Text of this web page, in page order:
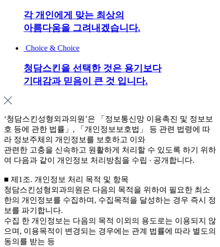
각 개인에게 맞는 최상의
아름다움을 그려내겠습니다.
Choice & Choice
청담스킨을 선택한 것은 용기보다
기대감과 믿음이 큰 것 입니다.
‘청담스킨성형외과의원’은 「정보통신망 이용촉진 및 정보보
호 등에 관한 법률」, 「개인정보보호법」 등 관련 법령에 따
라 정보주체의 개인정보를 보호하고 이와
관련한 고충을 신속하고 원활하게 처리할 수 있도록 하기 위하
여 다음과 같이 개인정보 처리방침을 수립 ∙ 공개합니다.
■ 제1조. 개인정보 처리 목적 및 항목
청담스킨성형외과의원은 다음의 목적을 위하여 필요한 최소
한의 개인정보를 수집하며, 수집목적을 달성하는 경우 즉시 정
보를 파기합니다.
수집 한 개인정보는 다음의 목적 이외의 용도로는 이용되지 않
으며, 이용목적이 변경되는 경우에는 관계 법률에 따라 별도의
동의를 받는 등